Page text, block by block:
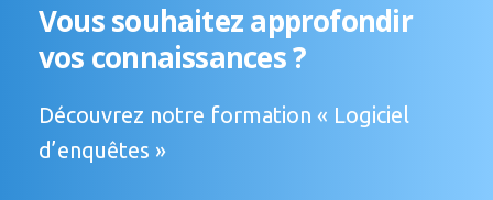
Vous souhaitez approfondir
vos connaissances ?
Découvrez notre formation « Logiciel
d’enquêtes »